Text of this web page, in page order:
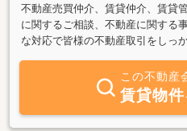
不動産売買仲介、賃貸仲介、賃貸
に関するご相談、不動産に関する
な対応で皆様の不動産取引をしっ
この不動産
賃貸物